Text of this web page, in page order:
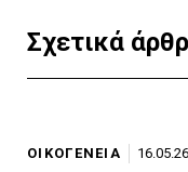
Σχετικά
ΟΙΚΟΓΕΝΕΙΑ 16.05.26